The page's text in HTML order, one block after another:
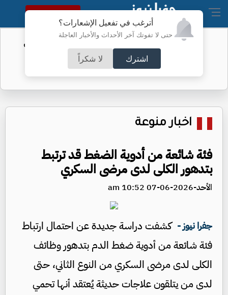
أترغب في تفعيل الإشعارات؟
حتى لا تفوتك آخر الأحداث والأخبار العاجلة
اشترك لا شكراً
النسخة الكاملة
الفيفا يحول مستحقات الأردن المالية من
كأس العرب
اخبار منوعة
فئة شائعة من أدوية الضغط قد ترتبط
بتدهور الكلى لدى مرضى السكري
الأحد-2026-06-07 10:52 am
جفرا نيوز - كشفت دراسة جديدة عن احتمال ارتباط
فئة شائعة من أدوية ضغط الدم بتدهور وظائف
الكلى لدى مرضى السكري من النوع الثاني، حتى
لدى من يتلقون علاجات حديثة يُعتقد أنها تحمي